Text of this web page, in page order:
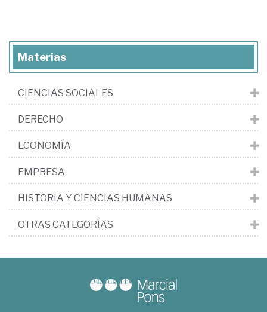
Materias
CIENCIAS SOCIALES
DERECHO
ECONOMÍA
EMPRESA
HISTORIA Y CIENCIAS HUMANAS
OTRAS CATEGORÍAS